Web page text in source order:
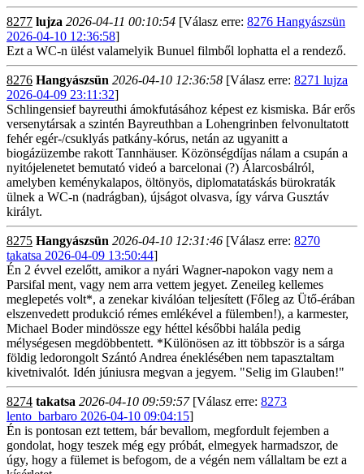
8277 lujza 2026-04-11 00:10:54 [Válasz erre: 8276 Hangyászsün
2026-04-10 12:36:58]
Ezt a WC-n ülést valamelyik Bunuel filmből lophatta el a rendező.
8276 Hangyászsün 2026-04-10 12:36:58 [Válasz erre: 8271 lujza
2026-04-09 23:11:32]
Schlingensief bayreuthi ámokfutásához képest ez kismiska. Bár erős
versenytársak a szintén Bayreuthban a Lohengrinben felvonultatott
fehér egér-/csuklyás patkány-kórus, netán az ugyanitt a
biogázüzembe rakott Tannhäuser. Közönségdíjas nálam a csupán a
nyitójelenetet bemutató videó a barcelonai (?) Álarcosbálról,
amelyben keménykalapos, öltönyös, diplomatatáskás bürokraták
ülnek a WC-n (nadrágban), újságot olvasva, így várva Gusztáv
királyt.
8275 Hangyászsün 2026-04-10 12:31:46 [Válasz erre: 8270
takatsa 2026-04-09 13:50:44]
Én 2 évvel ezelőtt, amikor a nyári Wagner-napokon vagy nem a
Parsifal ment, vagy nem arra vettem jegyet. Zeneileg kellemes
meglepetés volt*, a zenekar kiválóan teljesített (Főleg az Ütő-érában
elszenvedett produkció rémes emlékével a fülemben!), a karmester,
Michael Boder mindössze egy héttel későbbi halála pedig
mélységesen megdöbbentett. *Különösen az itt többször is a sárga
földig ledorongolt Szántó Andrea éneklésében nem tapasztaltam
kivetnivalót. Idén júniusra megvan a jegyem. "Selig im Glauben!"
8274 takatsa 2026-04-10 09:59:57[Válasz erre: 8273
lento_barbaro 2026-04-10 09:04:15]
Én is pontosan ezt tettem, bár bevallom, megfordult fejemben a
gondolat, hogy teszek még egy próbát, elmegyek harmadszor, de
úgy, hogy a fülemet is befogom, de a végén nem vállaltam be ezt a